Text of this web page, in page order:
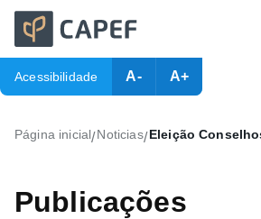
Acessibilidade A- A+
Página inicial/Noticias/Eleição
Publicações